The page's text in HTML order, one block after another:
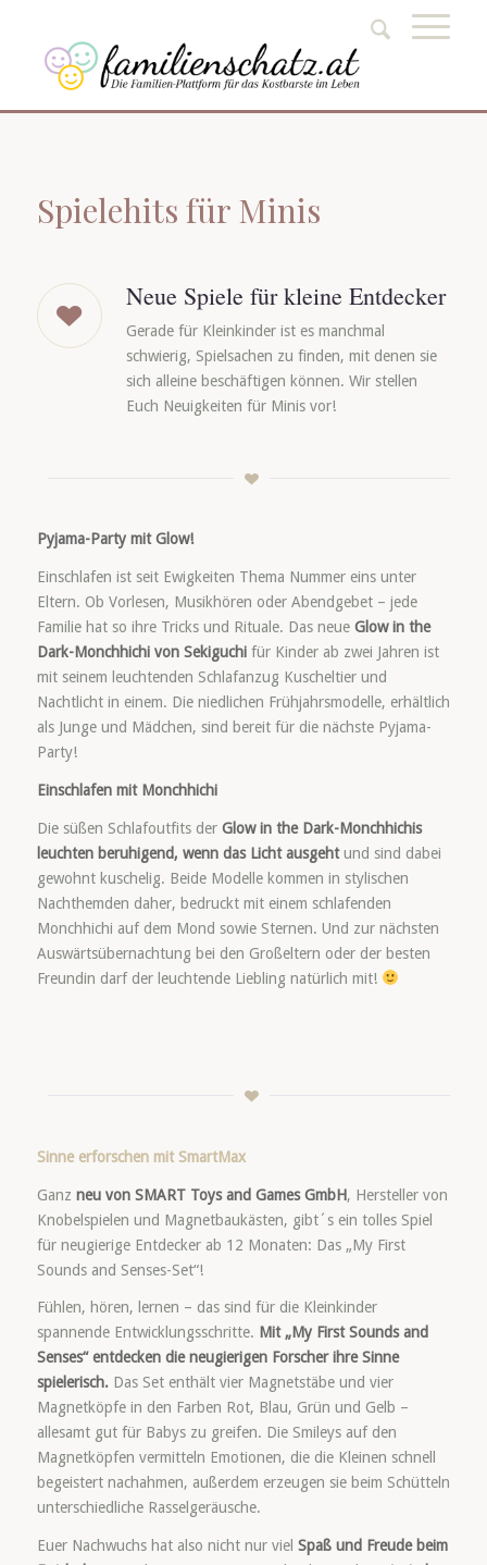
Spielehits für Minis
Neue Spiele für kleine Entdecker
Gerade für Kleinkinder ist es manchmal
schwierig, Spielsachen zu finden, mit denen sie
sich alleine beschäftigen können. Wir stellen
Euch Neuigkeiten für Minis vor!
Pyjama-Party mit Glow!
Einschlafen ist seit Ewigkeiten Thema Nummer eins unter
Eltern. Ob Vorlesen, Musikhören oder Abendgebet – jede
Familie hat so ihre Tricks und Rituale. Das neue Glow in the
Dark-Monchhichi von Sekiguchifür Kinder ab zwei Jahren ist
mit seinem leuchtenden Schlafanzug Kuscheltier und
Nachtlicht in einem. Die niedlichen Frühjahrsmodelle, erhältlich
als Junge und Mädchen, sind bereit für die nächste Pyjama-
Party!
Einschlafen mit Monchhichi
Die süßen Schlafoutfits der Glow in the Dark-Monchhichis
leuchten beruhigend, wenn das Licht ausgehtund sind dabei
gewohnt kuschelig. Beide Modelle kommen in stylischen
Nachthemden daher, bedruckt mit einem schlafenden
Monchhichi auf dem Mond sowie Sternen. Und zur nächsten
Auswärtsübernachtung bei den Großeltern oder der besten
Freundin darf der leuchtende Liebling natürlich mit!
Sinne erforschen mit SmartMax
Ganz neu von SMART Toys and Games GmbH, Hersteller von
Knobelspielen und Magnetbaukästen, gibt´s ein tolles Spiel
für neugierige Entdecker ab 12 Monaten: Das „My First
Sounds and Senses-Set“!
Fühlen, hören, lernen – das sind für die Kleinkinder
spannende Entwicklungsschritte. Mit „My First Sounds and
Senses“ entdecken die neugierigen Forscher ihre Sinne
spielerisch.Das Set enthält vier Magnetstäbe und vier
Magnetköpfe in den Farben Rot, Blau, Grün und Gelb –
allesamt gut für Babys zu greifen. Die Smileys auf den
Magnetköpfen vermitteln Emotionen, die die Kleinen schnell
begeistert nachahmen, außerdem erzeugen sie beim Schütteln
unterschiedliche Rasselgeräusche.
Euer Nachwuchs hat also nicht nur viel Spaß und Freude beim